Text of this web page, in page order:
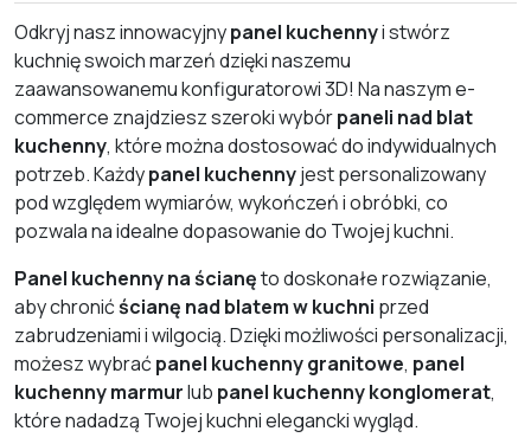
Odkryj nasz innowacyjnypanel kuchennyi stwórz
kuchnię swoich marzeń dzięki naszemu
zaawansowanemu konfiguratorowi 3D! Na naszym e-
commerce znajdziesz szeroki wybórpaneli nad blat
kuchenny, które można dostosować do indywidualnych
potrzeb. Każdypanel kuchennyjest personalizowany
pod względem wymiarów, wykończeń i obróbki, co
pozwala na idealne dopasowanie do Twojej kuchni.
Panel kuchenny na ścianęto doskonałe rozwiązanie,
aby chronićścianę nad blatem w kuchni przed
zabrudzeniami i wilgocią. Dzięki możliwości personalizacji,
możesz wybraćpanel kuchenny granitowe, panel
kuchenny marmurlub panel kuchenny konglomerat,
które nadadzą Twojej kuchni elegancki wygląd.